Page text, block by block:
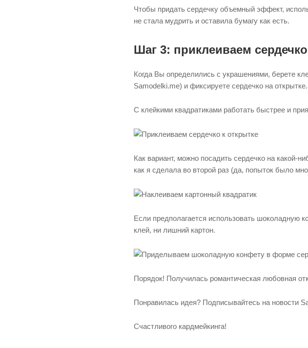
Чтобы придать сердечку объемный эффект,
не стала мудрить и оставила бумагу как есть.
Шаг 3: приклеиваем
Когда Вы определились с украшениями, берете
Samodelki.me) и фиксируете сердечко на открытке.
С клейкими квадратиками работать быстрее и
Как вариант, можно посадить сердечко на какой-
как я сделала во второй раз (да, попыток было
Если предполагается использовать шоколадную
клей, ни лишний картон.
Порядок! Получилась романтическая любовная
Понравилась идея? Подписывайтесь на новости
Счастливого кардмейкинга!